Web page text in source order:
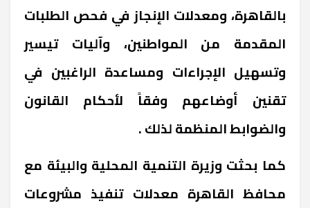
بالقاهرة، ومعدلات الإنجاز في فحص الطلبات
المقدمة من المواطنين، وآليات تيسير
وتسهيل الإجراءات ومساعدة الراغبين في
تقنين أوضاعهم وفقاً لأحكام القانون
والضوابط المنظمة لذلك.
كما بحثت وزيرة التنمية المحلية والبيئة مع
محافظ القاهرة معدلات تنفيذ مشروعات